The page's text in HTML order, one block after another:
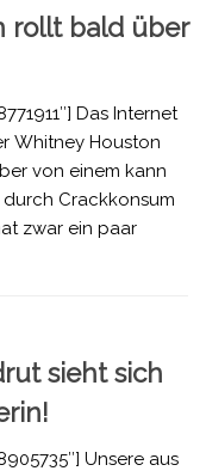
rollt bald über
Das Internet
Whitney Houston
von einem kann
Crackkonsum
zwar ein paar
sieht sich
Unsere aus